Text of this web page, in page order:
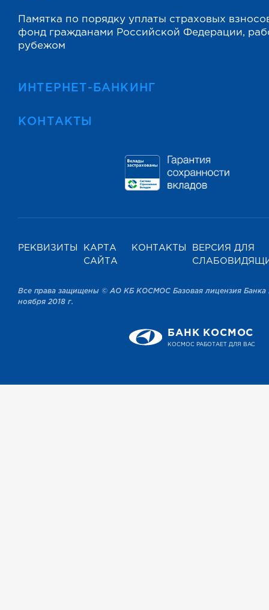
Памятка по порядку уплаты страховых
фонд гражданами Российской Федерации,
рубежом
ИНТЕРНЕТ-БАНКИНГ
КОНТАКТЫ
РЕКВИЗИТЫ
КАРТА
САЙТА
КОНТАКТЫ
ВЕРСИЯ ДЛЯ
Все права защищены © АО КБ КОСМОС Базовая лицензия Банка
ноября 2018 г.